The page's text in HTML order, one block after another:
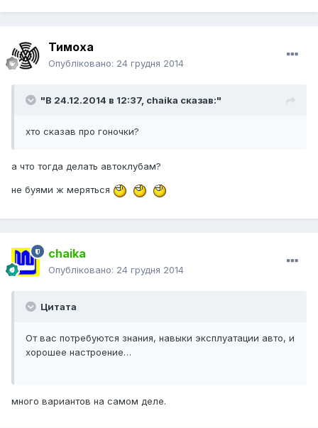
Тимоха
Опубліковано: 24 грудня 2014
"В 24.12.2014 в 12:37, chaika сказав:"
хто сказав про гоночки?
а что тогда делать автоклубам?
не буями ж меряться
chaika
Опубліковано: 24 грудня 2014
Цитата
От вас потребуются знания, навыки эксплуатации авто, и
хорошее настроение…
много вариантов на самом деле.